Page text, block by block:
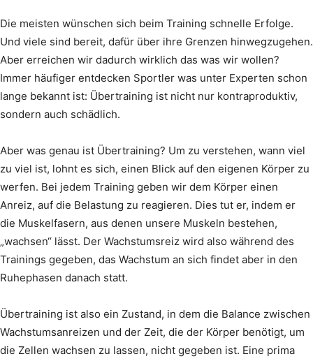
Die meisten wünschen sich beim Training schnelle Erfolge.
Und viele sind bereit, dafür über ihre Grenzen hinwegzugehen.
Aber erreichen wir dadurch wirklich das was wir wollen?
Immer häufiger entdecken Sportler was unter Experten schon
lange bekannt ist: Übertraining ist nicht nur kontraproduktiv,
sondern auch schädlich.
Aber was genau ist Übertraining? Um zu verstehen, wann viel
zu viel ist, lohnt es sich, einen Blick auf den eigenen Körper zu
werfen. Bei jedem Training geben wir dem Körper einen
Anreiz, auf die Belastung zu reagieren. Dies tut er, indem er
die Muskelfasern, aus denen unsere Muskeln bestehen,
„wachsen“ lässt. Der Wachstumsreiz wird also während des
Trainings gegeben, das Wachstum an sich findet aber in den
Ruhephasen danach statt.
Übertraining ist also ein Zustand, in dem die Balance zwischen
Wachstumsanreizen und der Zeit, die der Körper benötigt, um
die Zellen wachsen zu lassen, nicht gegeben ist. Eine prima